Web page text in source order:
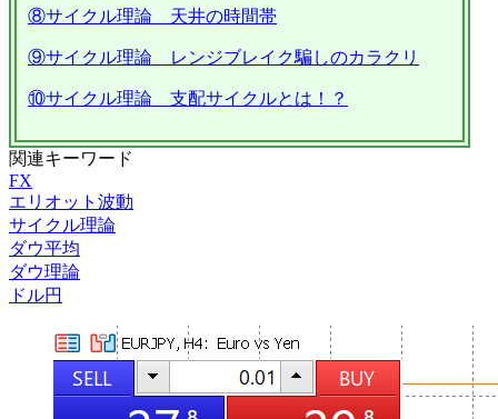
⑧サイクル理論 天井の時間帯
⑨サイクル理論 レンジブレイク騙しのカラクリ
⑩サイクル理論 支配サイクルとは！？
関連キーワード
FX
エリオット波動
サイクル理論
ダウ平均
ダウ理論
ドル円